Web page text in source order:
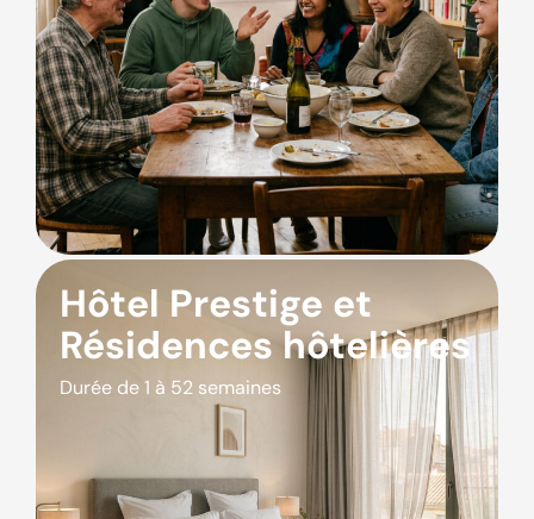
Hôtel Prestige et
Résidences hôtelières
Durée de 1 à 52 semaines